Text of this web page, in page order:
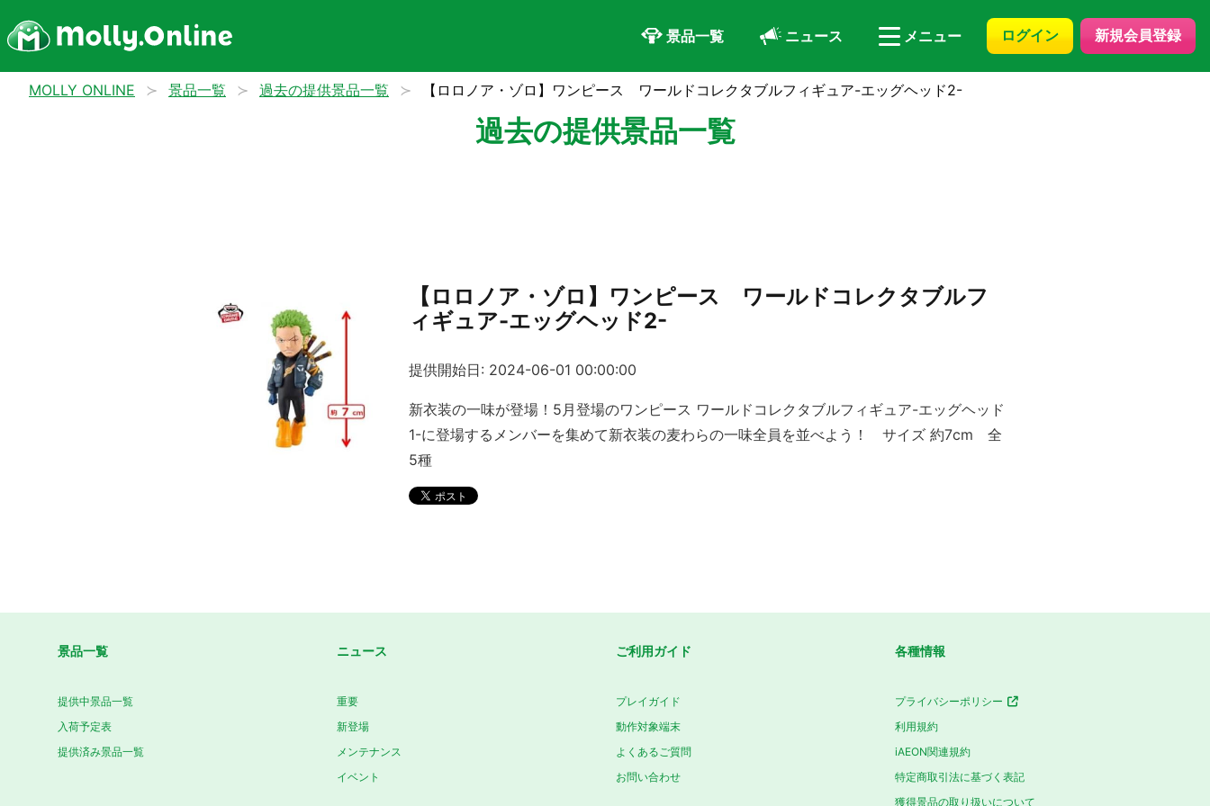
景品一覧 ニュース メニュー ログイン 新規会員登録
MOLLY ONLINE 景品一覧 過去の提供景品一覧 【ロロノア・ゾロ】ワンピース ワールドコレクタブルフィギュア-エッグヘッド2-
過去の提供景品一覧
【ロロノア・ゾロ】ワンピース ワールドコレクタブルフ
ィギュア-エッグヘッド2-
提供開始日: 2024-06-01 00:00:00
新衣装の一味が登場！5月登場のワンピース ワールドコレクタブルフィギュア-エッグヘッド
1-に登場するメンバーを集めて新衣装の麦わらの一味全員を並べよう！ サイズ 約7cm 全
5種
景品一覧
提供中景品一覧
入荷予定表
提供済み景品一覧
ニュース
重要
新登場
メンテナンス
イベント
ご利用ガイド
プレイガイド
動作対象端末
よくあるご質問
お問い合わせ
各種情報
プライバシーポリシー
利用規約
iAEON関連規約
特定商取引法に基づく表記
獲得景品の取り扱いについて